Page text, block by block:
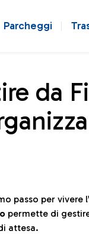
Parcheggi
da
passo per vivere
permette di
attesa.